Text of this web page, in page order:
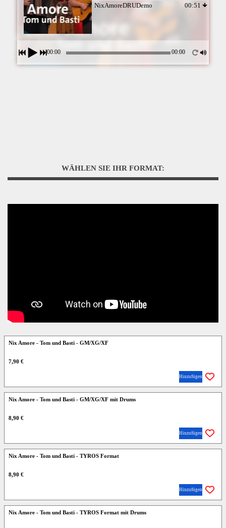
NixAmoreDRUDemo
00:51
00:00 00:00
WÄHLEN SIE IHR FORMAT:
Nix Amore - Tom und Basti - GM/XG/XF
7,90 €
Hinzufügen
Nix Amore - Tom und Basti - GM/XG/XF mit Drums
8,90 €
Hinzufügen
Nix Amore - Tom und Basti - TYROS Format
8,90 €
Hinzufügen
Nix Amore - Tom und Basti - TYROS Format mit Drums